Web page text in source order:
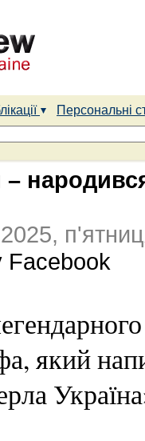
Персональні
–
який